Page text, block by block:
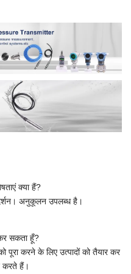
क्या हैं?
अनुकूलन उपलब्ध है।
सकता हूँ?
पूरा करने के लिए उत्पादों को तैयार कर
करते हैं।